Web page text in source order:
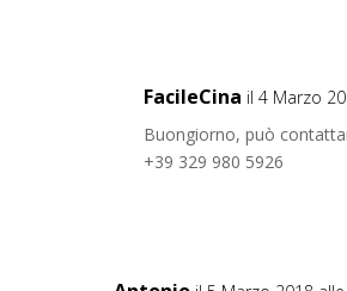
FacileCina il 4 Marzo
Buongiorno, può
+39 329 980 5926